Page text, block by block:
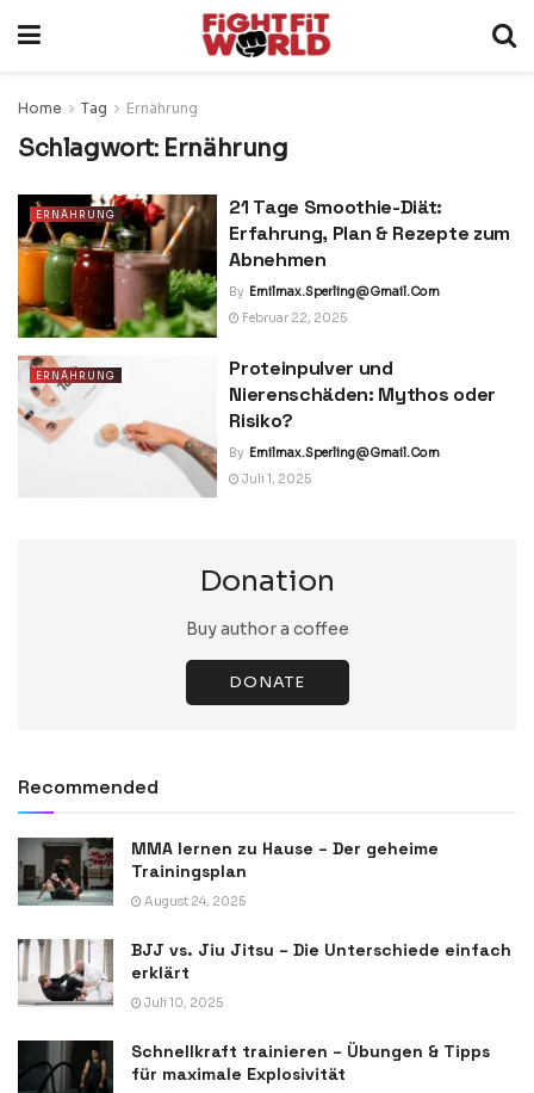
Home Tag Ernährung
Schlagwort: Ernährung
ERNÄHRUNG
21 Tage Smoothie-Diät:
Erfahrung, Plan & Rezepte zum
Abnehmen
By Emilmax.sperling@gmail.com
Februar 22, 2025
ERNÄHRUNG
Proteinpulver und
Nierenschäden: Mythos oder
Risiko?
By Emilmax.sperling@gmail.com
Juli 1, 2025
Donation
Buy author a coffee
DONATE
Recommended
MMA lernen zu Hause – Der geheime
Trainingsplan
August 24, 2025
BJJ vs. Jiu Jitsu – Die Unterschiede einfach
erklärt
Juli 10, 2025
Schnellkraft trainieren – Übungen & Tipps
für maximale Explosivität